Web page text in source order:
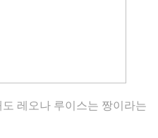
레오나 루이스는 짱이라는